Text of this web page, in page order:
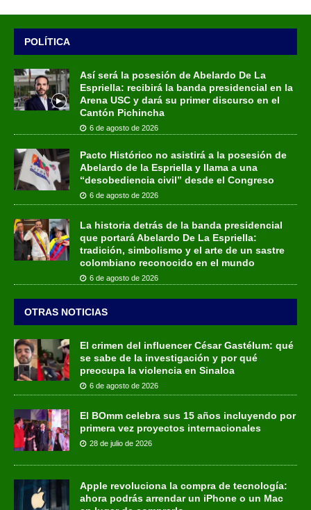
POLÍTICA
Así será la posesión de Abelardo De La
Espriella: recibirá la banda presidencial en la
Arena USC y dará su primer discurso en el
Cantón Pichincha
6 de agosto de 2026
Pacto Histórico no asistirá a la posesión de
Abelardo de la Espriella y llama a una
“desobediencia civil” desde el Congreso
6 de agosto de 2026
La historia detrás de la banda presidencial
que portará Abelardo De La Espriella:
tradición, simbolismo y el arte de un sastre
colombiano reconocido en el mundo
6 de agosto de 2026
OTRAS NOTICIAS
El crimen del influencer César Gastélum: qué
se sabe de la investigación y por qué
preocupa la violencia en Sinaloa
6 de agosto de 2026
El BOmm celebra sus 15 años incluyendo por
primera vez proyectos internacionales
28 de julio de 2026
Apple revoluciona la compra de tecnología:
ahora podrás arrendar un iPhone o un Mac